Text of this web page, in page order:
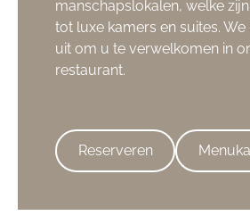
manschapslokalen, welke
tot luxe kamers en suites. We
uit om u te verwelkomen in
restaurant.
Reserveren